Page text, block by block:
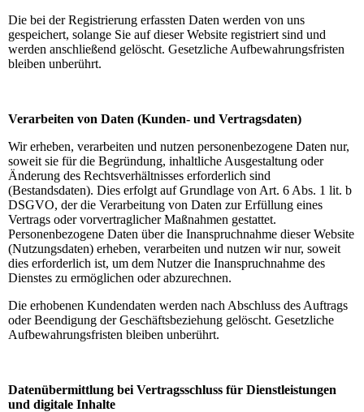
Die bei der Registrierung erfassten Daten werden von uns
gespeichert, solange Sie auf dieser Website registriert sind und
werden anschließend gelöscht. Gesetzliche Aufbewahrungsfristen
bleiben unberührt.
Verarbeiten von Daten (Kunden- und Vertragsdaten)
Wir erheben, verarbeiten und nutzen personenbezogene Daten nur,
soweit sie für die Begründung, inhaltliche Ausgestaltung oder
Änderung des Rechtsverhältnisses erforderlich sind
(Bestandsdaten). Dies erfolgt auf Grundlage von Art. 6 Abs. 1 lit. b
DSGVO, der die Verarbeitung von Daten zur Erfüllung eines
Vertrags oder vorvertraglicher Maßnahmen gestattet.
Personenbezogene Daten über die Inanspruchnahme dieser Website
(Nutzungsdaten) erheben, verarbeiten und nutzen wir nur, soweit
dies erforderlich ist, um dem Nutzer die Inanspruchnahme des
Dienstes zu ermöglichen oder abzurechnen.
Die erhobenen Kundendaten werden nach Abschluss des Auftrags
oder Beendigung der Geschäftsbeziehung gelöscht. Gesetzliche
Aufbewahrungsfristen bleiben unberührt.
Datenübermittlung bei Vertragsschluss für Dienstleistungen
und digitale Inhalte